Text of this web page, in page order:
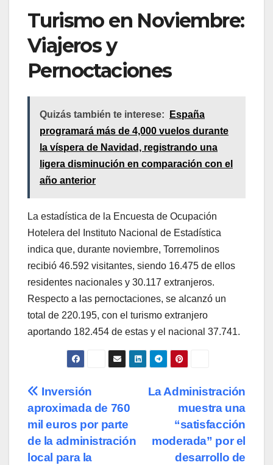
Turismo en Noviembre:
Viajeros y
Pernoctaciones
Quizás también te interese:
España
programará más de 4,000 vuelos durante
la víspera de Navidad, registrando una
ligera disminución en comparación con el
año anterior
La estadística de la Encuesta de Ocupación
Hotelera del Instituto Nacional de Estadística
indica que, durante noviembre, Torremolinos
recibió 46.592 visitantes, siendo 16.475 de ellos
residentes nacionales y 30.117 extranjeros.
Respecto a las pernoctaciones, se alcanzó un
total de 220.195, con el turismo extranjero
aportando 182.454 de estas y el nacional 37.741.
Navegación
de
entradas
La Administración
muestra una
“satisfacción
moderada” por el
desarrollo de
Inversión
aproximada de 760
mil euros por parte
de la administración
local para la